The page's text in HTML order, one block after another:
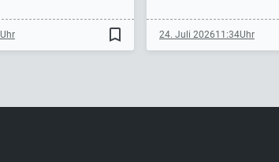
bookmark_border 24. Juli 202611:34